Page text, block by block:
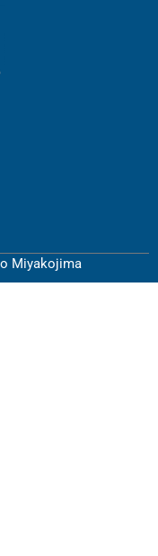
Miyakojima